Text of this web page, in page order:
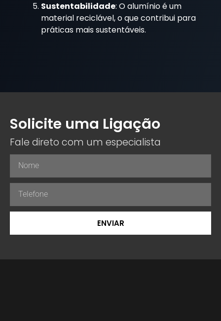
Sustentabilidade: O alumínio é um
material reciclável, o que contribui para
práticas mais sustentáveis.
Solicite uma Ligação
Fale direto com um especialista
ENVIAR